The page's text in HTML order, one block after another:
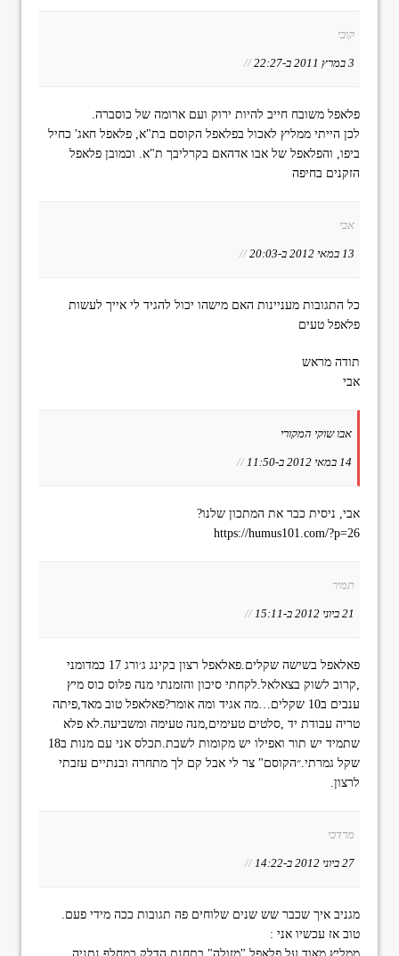
קובי
3 במרץ 2011 ב-22:27 //
פלאפל משובח חייב להיות ירוק ועם ארומה של כוסברה.
לכן הייתי ממליץ לאכול בפלאפל הקוסם בת"א, פלאפל חאג' כחיל
ביפו, והפלאפל של אבו אדהאם בקרליבך ת"א. וכמובן פלאפל
הזקנים בחיפה
אבי
13 במאי 2012 ב-20:03 //
כל התגובות מעניינות האם מישהו יכול להגיד לי אייך לעשות
פלאפל טעים
תודה מראש
אבי
אבו שוקי המקורי
14 במאי 2012 ב-11:50 //
אבי, ניסית כבר את המתכון שלנו?
https://humus101.com/?p=26
תמיר
21 ביוני 2012 ב-15:11 //
פאלאפל בשישה שקלים.פאלאפל רצון בקינג ג׳ורג 17 כמדומני
,קרוב לשוק בצאלאל.לקחתי סיכון והזמנתי מנה פלוס כוס מיץ
ענבים ב10 שקלים…מה אגיד ומה אומר?פאלאפל טוב מאד,פיתה
טריה עבודת יד ,סלטים טעימים,מנה טעימה ומשביעה.לא פלא
שתמיד יש תור ואפילו יש מקומות לשבת.תכלס אני עם מנות ב18
שקל גמרתי.״הקוסם" צר לי אבל קם לך מתחרה ובנתיים עזבתי
לרצון.
מרדכי
27 ביוני 2012 ב-14:22 //
מגניב איך שכבר שש שנים שלוחים פה תגובות ככה מידי פעם.
טוב אז עכשיו אני :